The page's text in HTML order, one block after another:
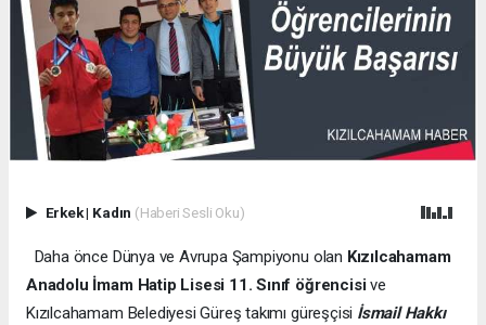
Erkek| Kadın (Haberi Sesli Oku)
Daha önce Dünya ve Avrupa Şampiyonu olan Kızılcahamam
Anadolu İmam Hatip Lisesi 11. Sınıf öğrencisive
Kızılcahamam Belediyesi Güreş takımı güreşçisi İsmail Hakkı